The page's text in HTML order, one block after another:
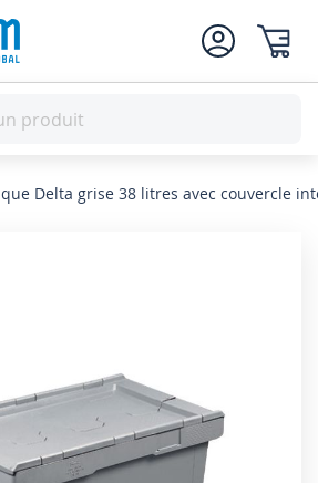
Delta grise 38 litres avec couvercle